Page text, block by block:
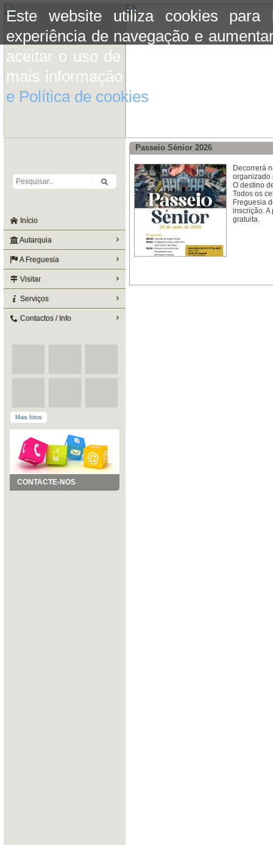
Este website utiliza cookies para
experiência de navegação e
aceitar o uso de cookies basta
mais informação consulte a
e Política de cookies
Início
Autarquia
A Freguesia
Visitar
Serviços
Contactos / Info
Mais fotos
CONTACTE-NOS
Passeio Sénior 2026
Decorrerá
organizado
O destino
Todos os
Freguesia
inscrição.
gratuita.